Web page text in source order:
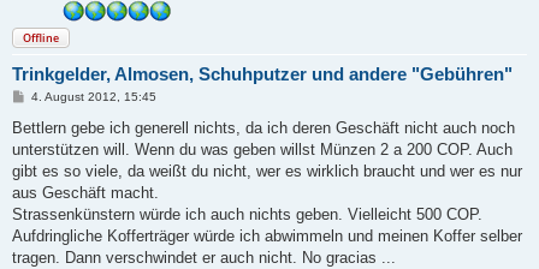
Offline
Trinkgelder, Almosen, Schuhputzer und andere "Gebühren"
B
i
r
a
4. August 2012, 15:45
Bettlern gebe ich generell nichts, da ich deren Geschäft nicht auch noch
unterstützen will. Wenn du was geben willst Münzen 2 a 200 COP. Auch
gibt es so viele, da weißt du nicht, wer es wirklich braucht und wer es nur
aus Geschäft macht.
Strassenkünstern würde ich auch nichts geben. Vielleicht 500 COP.
Aufdringliche Kofferträger würde ich abwimmeln und meinen Koffer selber
tragen. Dann verschwindet er auch nicht. No gracias ...